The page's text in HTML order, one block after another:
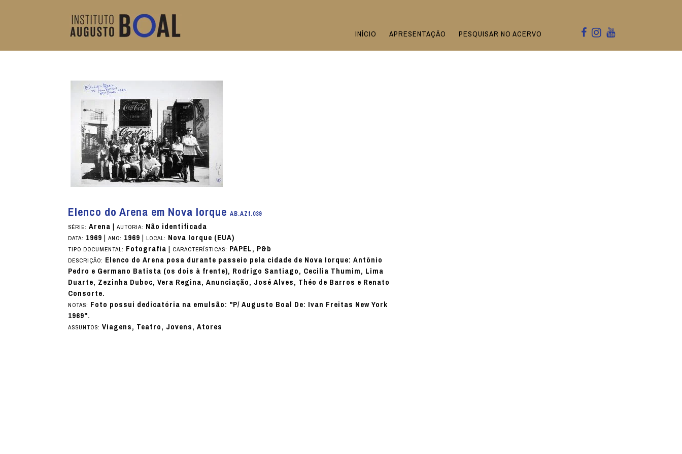
PESQUISAR NO ACERVO
APRESENTAÇÃO
INÍCIO
Elenco do Arena em Nova IorqueAB.AZf.039
SÉRIE:Arena|AUTORIA: Não identificada
DATA: 1969|ANO: 1969|LOCAL: Nova Iorque (EUA)
TIPO DOCUMENTAL: Fotografia| CARACTERÍSTICAS: PAPEL, P&b
DESCRIÇÃO: Elenco do Arena posa durante passeio pela cidade de Nova Iorque: Antônio
Pedro e Germano Batista (os dois à frente), Rodrigo Santiago, Cecilia Thumim, Lima
Duarte, Zezinha Duboc, Vera Regina, Anunciação, José Alves, Théo de Barros e Renato
Consorte.
NOTAS: Foto possui dedicatória na emulsão: "P/ Augusto Boal De: Ivan Freitas New York
1969".
ASSUNTOS:Viagens, Teatro, Jovens, Atores